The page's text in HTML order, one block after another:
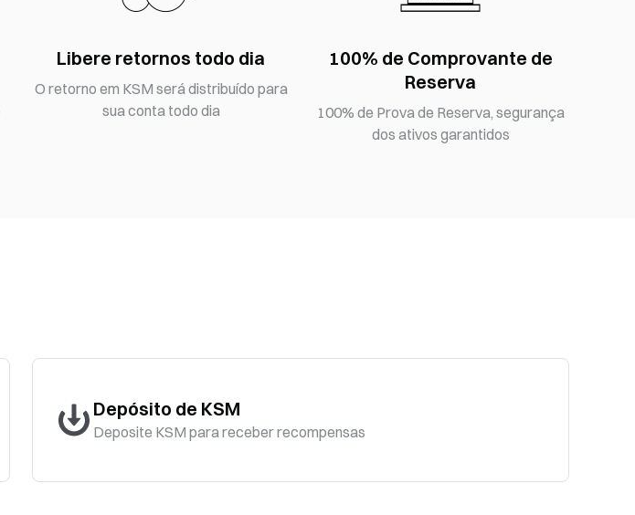
Libere retornos todo dia
O retorno em KSM será distribuído para
sua conta todo dia
100% de Comprovante de
Reserva
100% de Prova de Reserva, segurança
dos ativos garantidos
Depósito de KSM
Deposite KSM para receber recompensas